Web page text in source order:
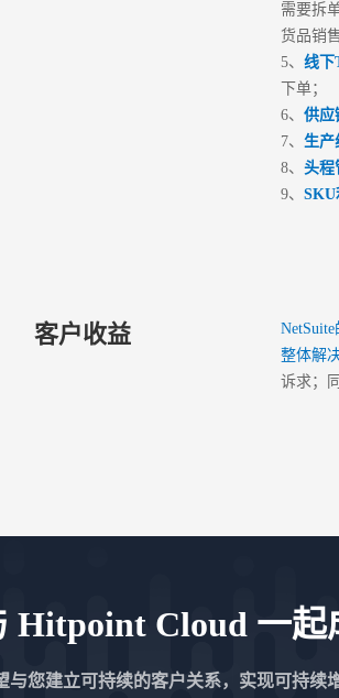
需要拆
货品销
5、线下
下单；
6、供应
7、生产
8、头程
9、SKU
客户收益
整体解
诉求；
Hitpoint Cloud 一起
与您建立可持续的客户关系，实现可持续